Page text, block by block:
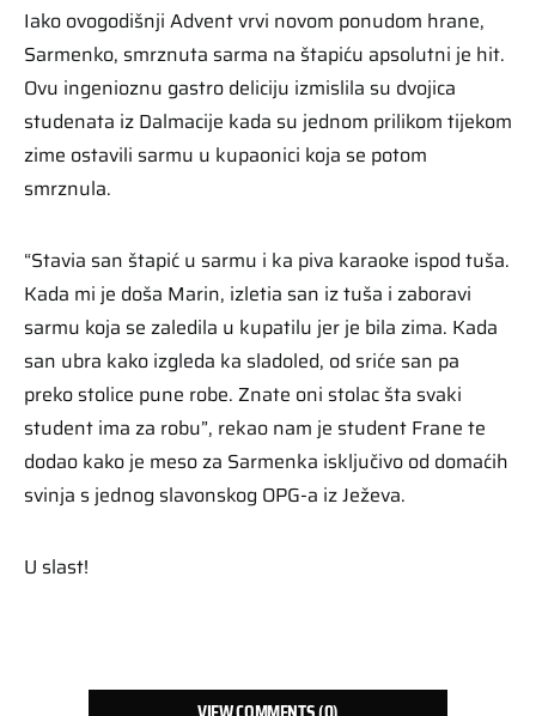
Iako ovogodišnji Advent vrvi novom ponudom hrane,
Sarmenko, smrznuta sarma na štapiću apsolutni je hit.
Ovu ingenioznu gastro deliciju izmislila su dvojica
studenata iz Dalmacije kada su jednom prilikom tijekom
zime ostavili sarmu u kupaonici koja se potom
smrznula.
“Stavia san štapić u sarmu i ka piva karaoke ispod tuša.
Kada mi je doša Marin, izletia san iz tuša i zaboravi
sarmu koja se zaledila u kupatilu jer je bila zima. Kada
san ubra kako izgleda ka sladoled, od sriće san pa
preko stolice pune robe. Znate oni stolac šta svaki
student ima za robu”, rekao nam je student Frane te
dodao kako je meso za Sarmenka isključivo od domaćih
svinja s jednog slavonskog OPG-a iz Ježeva.
U slast!